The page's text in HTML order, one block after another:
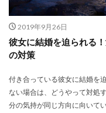
2019年9月26日
彼女に結婚を迫られる
の対策
付き合っている彼女に結婚を
ない場合は、どうやって対処
分の気持が同じ方向に向いて